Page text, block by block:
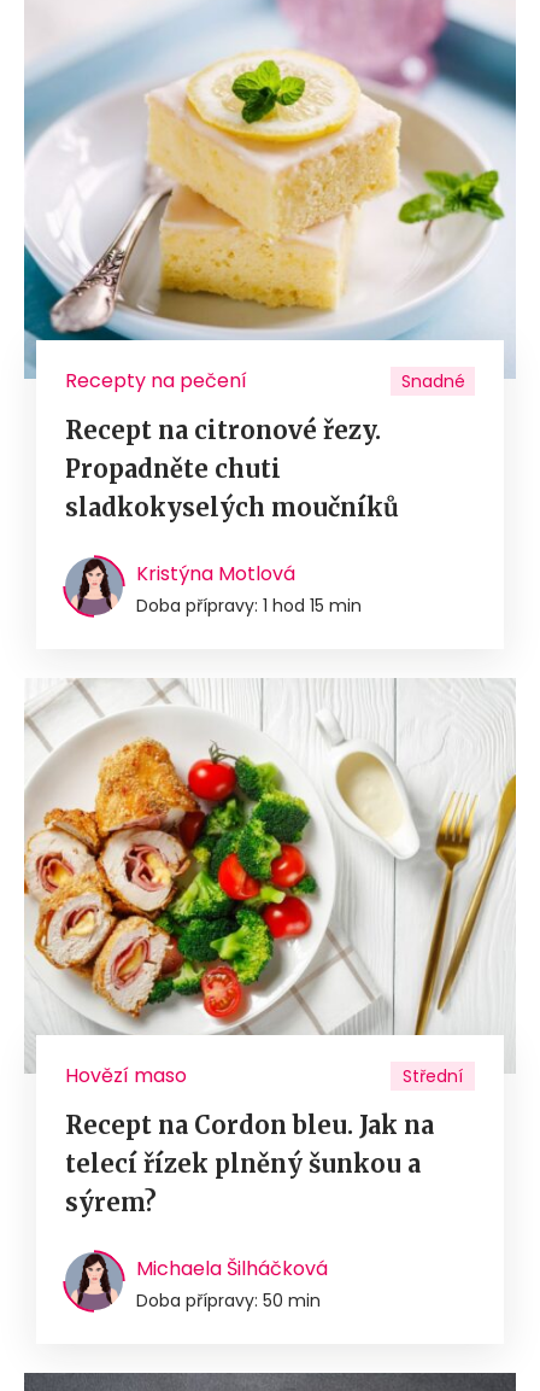
Recepty na pečení Snadné
Recept na citronové řezy.
Propadněte chuti
sladkokyselých moučníků
Kristýna Motlová
Doba přípravy: 1 hod 15 min
Hovězí maso Střední
Recept na Cordon bleu. Jak na
telecí řízek plněný šunkou a
sýrem?
Michaela Šilháčková
Doba přípravy: 50 min